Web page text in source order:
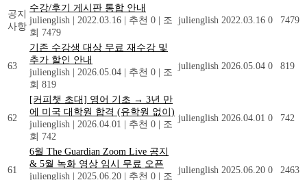
공지
사항
수강/후기 게시판 통합 안내
julienglish
2022.03.16 추천 0
조
회 7479
julienglish 2022.03.16 0 7479
63
기존 수강생 대상 무료 재수강 및
추가 할인 안내
julienglish
2026.05.04 추천 0
조
회 819
julienglish 2026.05.04 0 819
62
[커피챗 초대] 영어 기초 → 3년 만
에 미국 대학원 합격 (유학원 없이)
julienglish
2026.04.01 추천 0
조
회 742
julienglish 2026.04.01 0 742
61
6월 The Guardian Zoom Live 공지
& 5월 녹화 영상 임시 무료 오픈
julienglish
2025.06.20 추천 0
조
julienglish 2025.06.20 0 2463